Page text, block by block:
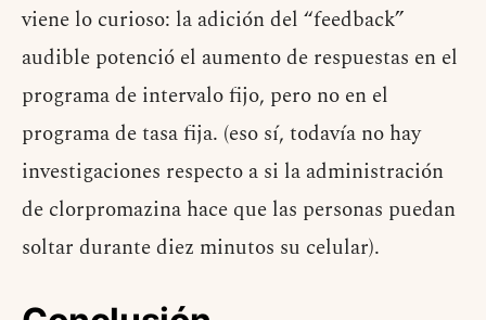
viene lo curioso: la adición del “feedback”
audible potenció el aumento de respuestas en el
programa de intervalo fijo, pero no en el
programa de tasa fija. (eso sí, todavía no hay
investigaciones respecto a si la administración
de clorpromazina hace que las personas puedan
soltar durante diez minutos su celular).